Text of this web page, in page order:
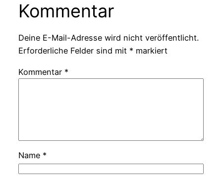
Kommentar
Deine E-Mail-Adresse wird nicht veröffentlicht.
Erforderliche Felder sind mit * markiert
Kommentar *
Name *